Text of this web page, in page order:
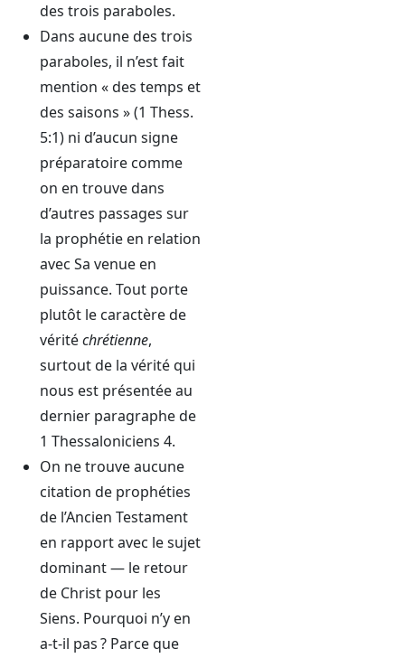
des trois paraboles.
Dans aucune des trois
paraboles, il n’est fait
mention « des temps et
des saisons » (1 Thess.
5:1) ni d’aucun signe
préparatoire comme
on en trouve dans
d’autres passages sur
la prophétie en relation
avec Sa venue en
puissance. Tout porte
plutôt le caractère de
véritéchrétienne,
surtout de la vérité qui
nous est présentée au
dernier paragraphe de
1 Thessaloniciens 4.
On ne trouve aucune
citation de prophéties
de l’Ancien Testament
en rapport avec le sujet
dominant — le retour
de Christ pour les
Siens. Pourquoi n’y en
a-t-il pas ? Parce que